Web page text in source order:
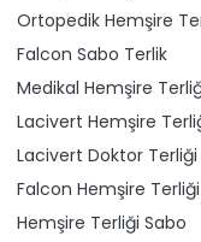
Ortopedik Hemşire
Falcon Sabo Terlik
Medikal Hemşire
Lacivert Hemşire
Lacivert Doktor Terliği
Falcon Hemşire Terliği
Hemşire Terliği Sabo